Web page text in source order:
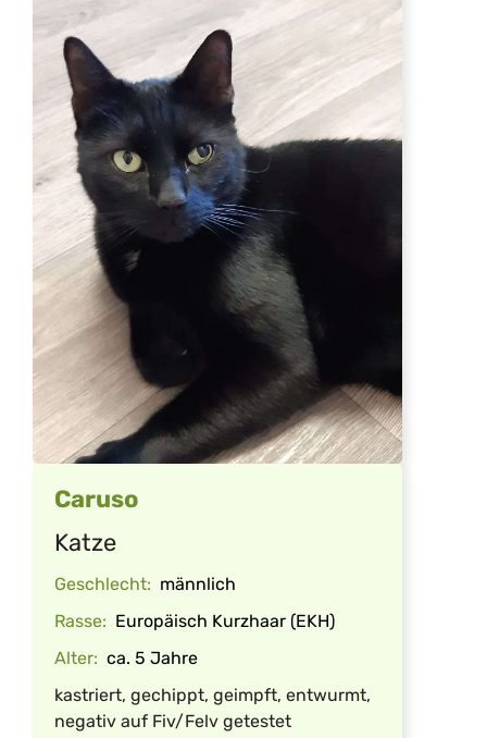
Caruso
Katze
Geschlecht: männlich
Rasse: Europäisch Kurzhaar (EKH)
Alter: ca. 5 Jahre
kastriert, gechippt, geimpft, entwurmt,
negativ auf Fiv/Felv getestet